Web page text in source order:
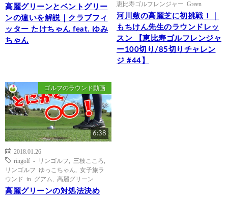
高麗グリーンとベントグリー
ンの違いを解説｜クラブフィ
ッター たけちゃん feat. ゆみ
ちゃん
恵比寿ゴルフレンジャー Green
河川敷の高麗芝に初挑戦！｜
もちけん先生のラウンドレッ
スン 【恵比寿ゴルフレンジャ
ー100切り/85切りチャレン
ジ #44】
ゴルフのラウンド動画
6:38
2018.01.26
ringolf - リンゴルフ
三枝こころ
リンゴルフ ゆっこちゃん
女子旅ラ
ウンド in グアム
高麗グリーン
高麗グリーンの対処法決め